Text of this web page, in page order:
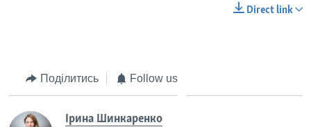
Direct link
Поділитись Follow us
Ірина Шинкаренко